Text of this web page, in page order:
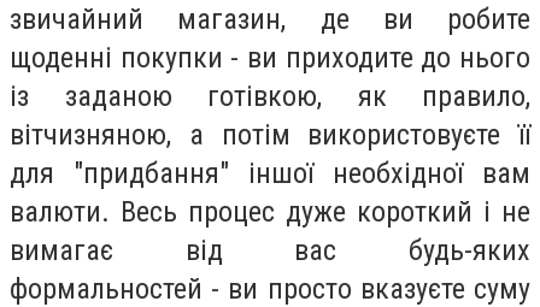
звичайний магазин, де ви робите
щоденні покупки - ви приходите до нього
із заданою готівкою, як правило,
вітчизняною, а потім використовуєте її
для "придбання" іншої необхідної вам
валюти. Весь процес дуже короткий і не
вимагає від вас будь-яких
формальностей - ви просто вказуєте суму